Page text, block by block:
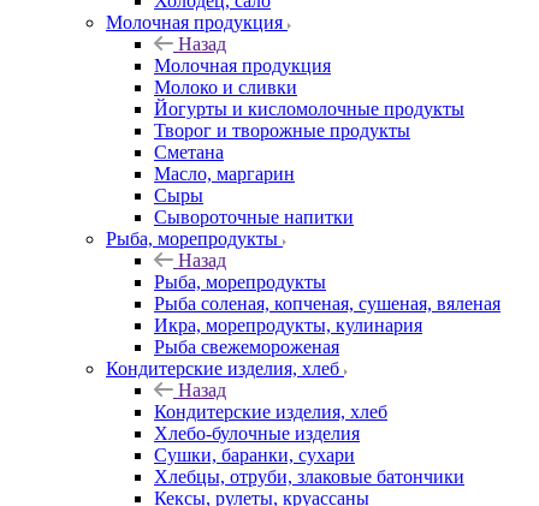
Молочная продукция
Назад
Молочная продукция
Молоко и сливки
Йогурты и кисломолочные продукты
Творог и творожные продукты
Сметана
Масло, маргарин
Сыры
Сывороточные напитки
Рыба, морепродукты
Назад
Рыба, морепродукты
Рыба соленая, копченая, сушеная, вяленая
Икра, морепродукты, кулинария
Рыба свежемороженая
Кондитерские изделия, хлеб
Назад
Кондитерские изделия, хлеб
Хлебо-булочные изделия
Сушки, баранки, сухари
Хлебцы, отруби, злаковые батончики
Кексы, рулеты, круассаны